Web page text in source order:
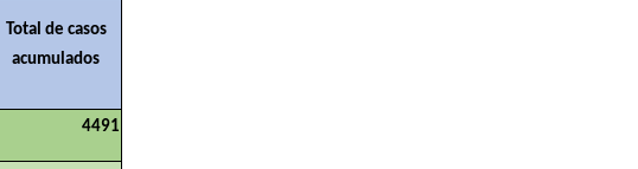
Total de casos
acumulados
4491